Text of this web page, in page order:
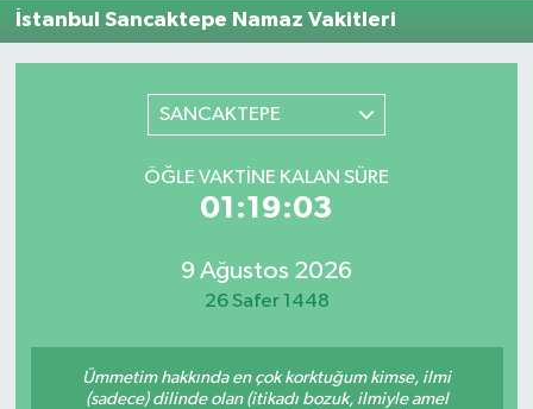
İstanbul Sancaktepe Namaz Vakitleri
SANCAKTEPE
ÖĞLE VAKTINE KALAN SÜRE
01:19:03
9 Ağustos 2026
26 Safer 1448
Ümmetim hakkında en çok korktuğum kimse, ilmi
(sadece) dilinde olan (itikadı bozuk, ilmiyle amel
Dünya
Sağlık